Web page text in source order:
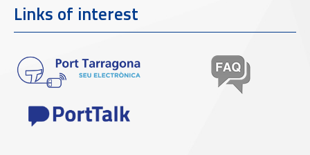
Links of interest